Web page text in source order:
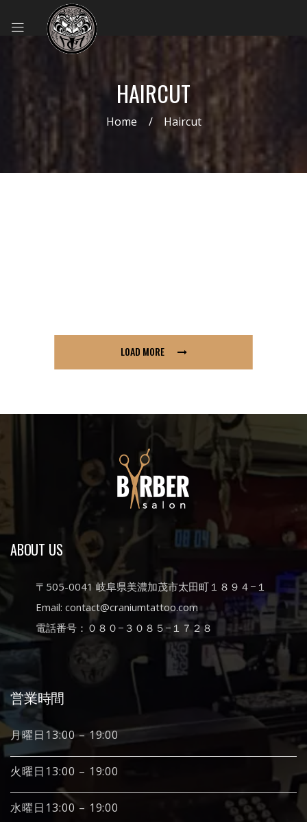
HAIRCUT
Home Haircut
LOAD MORE
ABOUT US
〒505-0041 岐阜県美濃加茂市太田町１８９４−１
Email: contact@craniumtattoo.com
電話番号：０８０−３０８５−１７２８
営業時間
月曜日13:00 – 19:00
火曜日13:00 – 19:00
水曜日13:00 – 19:00